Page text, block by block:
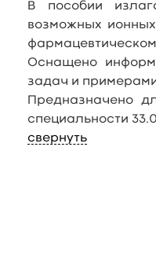
В пособии
возможных
Оснащено
задач и
Предназначено
специальности
свернуть